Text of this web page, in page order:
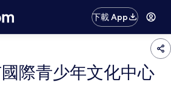
下載 App
際青少年文化中心